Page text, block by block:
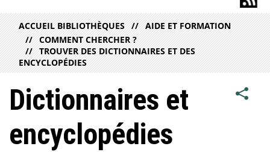
ACCUEIL BIBLIOTHÈQUES
AIDE ET FORMATION
COMMENT CHERCHER ?
TROUVER DES DICTIONNAIRES ET DES
ENCYCLOPÉDIES
Dictionnaires et
encyclopédies